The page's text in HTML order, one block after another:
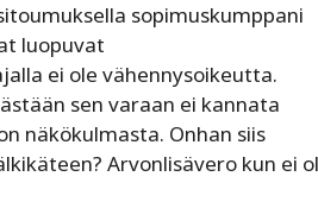
sopimuskumppani
luopuvat
ei ole vähennysoikeutta.
sen varaan ei kannata
näkökulmasta. Onhan siis
Arvonlisävero kun ei